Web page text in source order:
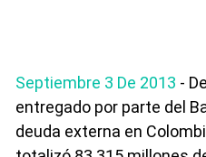
Septiembre 3 De 2013 -
entregado por parte del
deuda externa en